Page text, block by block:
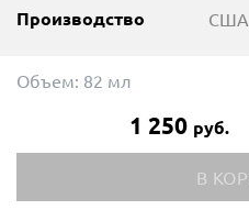
Производство США
Объем: 82 мл
1 250 руб.